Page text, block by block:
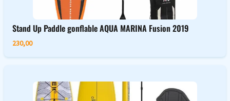
Stand Up Paddle gonflable AQUA MARINA Fusion 2019
230,00